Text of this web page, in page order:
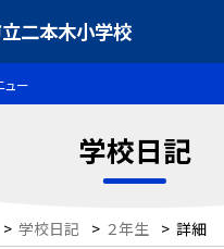
二本木小学校
ュー
学校日記
> 学校日記 > ２年生 > 詳細